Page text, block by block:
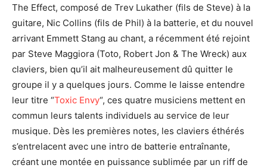
The Effect, composé de Trev Lukather (fils de Steve) à la
guitare, Nic Collins (fils de Phil) à la batterie, et du nouvel
arrivant Emmett Stang au chant, a récemment été rejoint
par Steve Maggiora (Toto, Robert Jon & The Wreck) aux
claviers, bien qu’il ait malheureusement dû quitter le
groupe il y a quelques jours. Comme le laisse entendre
leur titre “Toxic Envy“, ces quatre musiciens mettent en
commun leurs talents individuels au service de leur
musique. Dès les premières notes, les claviers éthérés
s’entrelacent avec une intro de batterie entraînante,
créant une montée en puissance sublimée par un riff de